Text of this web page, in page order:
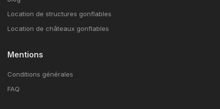
Location de structures gonflables
Location de châteaux gonflables
Mentions
Conditions générales
FAQ